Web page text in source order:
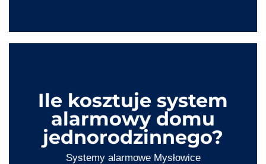
Ile kosztuje system
alarmowy domu
jednorodzinnego?
Systemy alarmoweMysłowice